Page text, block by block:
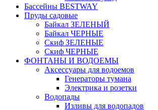
Бассейны BESTWAY
Пруды садовые
Байкал ЗЕЛЕНЫЙ
Байкал ЧЕРНЫЕ
Скиф ЗЕЛЕНЫЕ
Скиф ЧЕРНЫЕ
ФОНТАНЫ И ВОДОЕМЫ
Аксессуары для водоемов
Генераторы тумана
Электрика и розетки
Водопады
Изливы для водопадов